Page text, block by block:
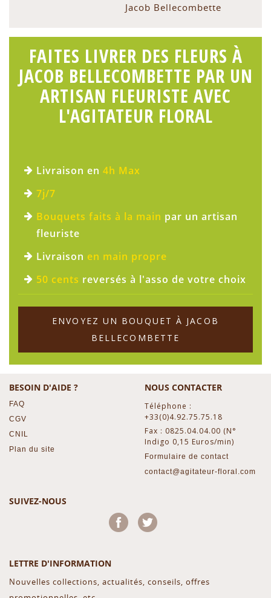
Jacob Bellecombette
FAITES LIVRER DES FLEURS À
JACOB BELLECOMBETTE PAR UN
ARTISAN FLEURISTE AVEC
L'AGITATEUR FLORAL
Livraison en 4h Max
7j/7
Bouquets faits à la main par un artisan
fleuriste
Livraison en main propre
50 cents reversés à l'asso de votre choix
ENVOYEZ UN BOUQUET À JACOB
BELLECOMBETTE
BESOIN D'AIDE ?
FAQ
CGV
CNIL
Plan du site
NOUS CONTACTER
Téléphone :
+33(0)4.92.75.75.18
Fax : 0825.04.04.00 (N°
Indigo 0,15 Euros/min)
Formulaire de contact
contact@agitateur-floral.com
SUIVEZ-NOUS
Facebook
LETTRE D'INFORMATION
Nouvelles collections, actualités, conseils, offres